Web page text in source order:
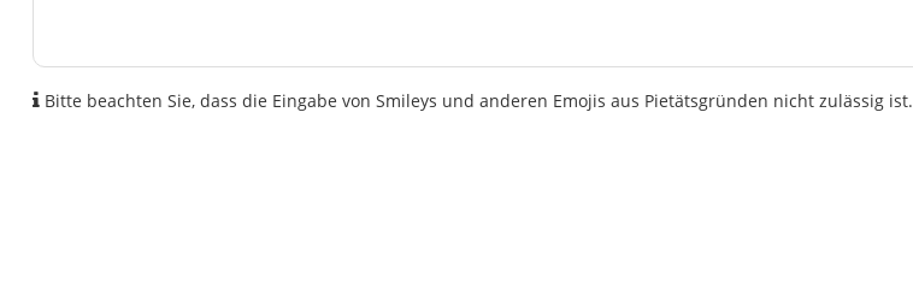
Bitte beachten Sie, dass die Eingabe von Smileys und anderen Emojis aus Pietätsgründen nicht zulässig ist.